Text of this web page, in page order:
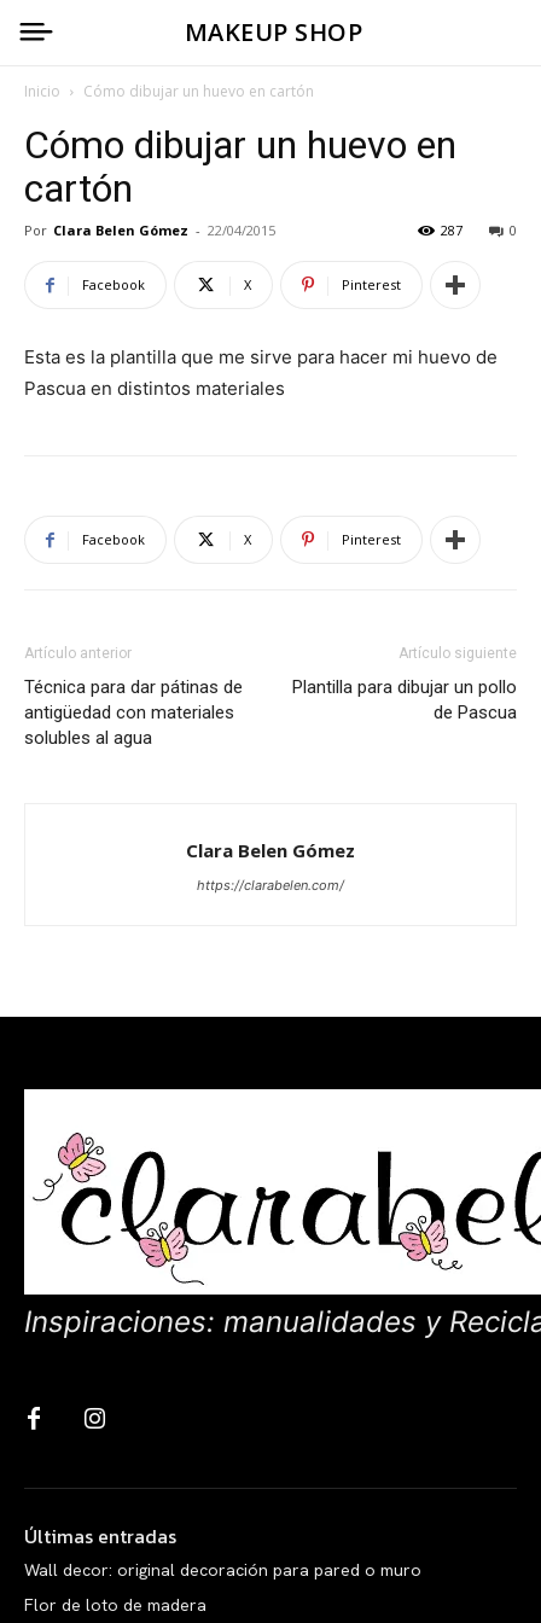
MAKEUP SHOP
Inicio Cómo dibujar un huevo en cartón
Cómo dibujar un huevo en
cartón
Por Clara Belen Gómez - 22/04/2015 0
287
Facebook X Pinterest
Esta es la plantilla que me sirve para hacer mi huevo de
Pascua en distintos materiales
Facebook X Pinterest
Artículo anterior
Técnica para dar pátinas de
antigüedad con materiales
solubles al agua
Artículo siguiente
Plantilla para dibujar un pollo
de Pascua
Clara Belen Gómez
https://clarabelen.com/
Inspiraciones: manualidades y
Últimas entradas
Wall decor: original decoración para pared o muro
Flor de loto de madera